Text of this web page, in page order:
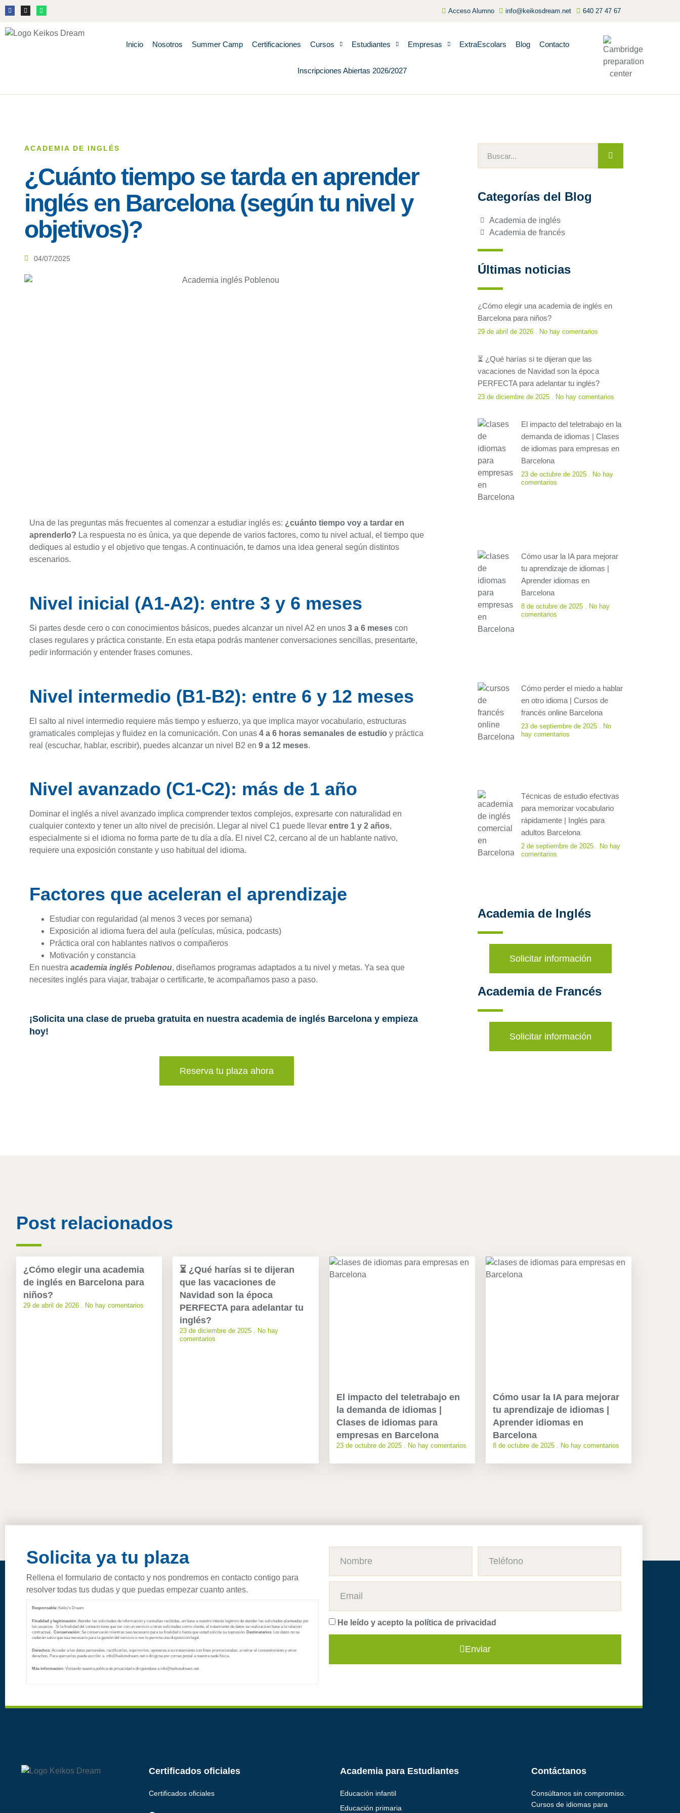
Acceso Alumno info@keikosdream.net 640 27 47 67
Inicio Nosotros Summer Camp Certificaciones Cursos Estudiantes Empresas ExtraEscolars Blog Contacto
Inscripciones Abiertas 2026/2027
ACADEMIA DE INGLÉS
¿Cuánto tiempo se tarda en aprender
inglés en Barcelona (según tu nivel y
objetivos)?
04/07/2025
Una de las preguntas más frecuentes al comenzar a estudiar inglés es: ¿cuánto tiempo voy a tardar en
aprenderlo? La respuesta no es única, ya que depende de varios factores, como tu nivel actual, el tiempo que
dediques al estudio y el objetivo que tengas. A continuación, te damos una idea general según distintos
escenarios.
Nivel inicial (A1-A2): entre 3 y 6 meses
Si partes desde cero o con conocimientos básicos, puedes alcanzar un nivel A2 en unos 3 a 6 meses con
clases regulares y práctica constante. En esta etapa podrás mantener conversaciones sencillas, presentarte,
pedir información y entender frases comunes.
Nivel intermedio (B1-B2): entre 6 y 12 meses
El salto al nivel intermedio requiere más tiempo y esfuerzo, ya que implica mayor vocabulario, estructuras
gramaticales complejas y fluidez en la comunicación. Con unas 4 a 6 horas semanales de estudio y práctica
real (escuchar, hablar, escribir), puedes alcanzar un nivel B2 en 9 a 12 meses.
Nivel avanzado (C1-C2): más de 1 año
Dominar el inglés a nivel avanzado implica comprender textos complejos, expresarte con naturalidad en
cualquier contexto y tener un alto nivel de precisión. Llegar al nivel C1 puede llevar entre 1 y 2 años,
especialmente si el idioma no forma parte de tu día a día. El nivel C2, cercano al de un hablante nativo,
requiere una exposición constante y uso habitual del idioma.
Factores que aceleran el aprendizaje
Estudiar con regularidad (al menos 3 veces por semana)
Exposición al idioma fuera del aula (películas, música, podcasts)
Práctica oral con hablantes nativos o compañeros
Motivación y constancia
En nuestra academia inglés Poblenou, diseñamos programas adaptados a tu nivel y metas. Ya sea que
necesites inglés para viajar, trabajar o certificarte, te acompañamos paso a paso.
¡Solicita una clase de prueba gratuita en nuestra academia de inglés Barcelona y empieza
hoy!
Reserva tu plaza ahora
Categorías del Blog
Academia de inglés
Academia de francés
Últimas noticias
¿Cómo elegir una academia de inglés en
Barcelona para niños?
29 de abril de 2026 No hay comentarios
⏳ ¿Qué harías si te dijeran que las
vacaciones de Navidad son la época
PERFECTA para adelantar tu inglés?
23 de diciembre de 2025 No hay comentarios
El impacto del teletrabajo en la
demanda de idiomas | Clases
de idiomas para empresas en
Barcelona
23 de octubre de 2025
No hay
comentarios
Cómo usar la IA para mejorar
tu aprendizaje de idiomas |
Aprender idiomas en
Barcelona
8 de octubre de 2025
No hay
comentarios
Cómo perder el miedo a hablar
en otro idioma | Cursos de
francés online Barcelona
23 de septiembre de 2025
No
hay comentarios
Técnicas de estudio efectivas
para memorizar vocabulario
rápidamente | Inglés para
adultos Barcelona
2 de septiembre de 2025
No hay
comentarios
Academia de Inglés
Solicitar información
Academia de Francés
Solicitar información
Post relacionados
¿Cómo elegir una academia
de inglés en Barcelona para
niños?
29 de abril de 2026 No hay comentarios
⏳ ¿Qué harías si te dijeran
que las vacaciones de
Navidad son la época
PERFECTA para adelantar tu
inglés?
23 de diciembre de 2025
No hay
comentarios
El impacto del teletrabajo en
la demanda de idiomas |
Clases de idiomas para
empresas en Barcelona
23 de octubre de 2025 No hay comentarios
Cómo usar la IA para mejorar
tu aprendizaje de idiomas |
Aprender idiomas en
Barcelona
8 de octubre de 2025 No hay comentarios
Solicita ya tu plaza
Rellena el formulario de contacto y nos pondremos en contacto contigo para
resolver todas tus dudas y que puedas empezar cuanto antes.
Responsable: Keiko’s Dream
Finalidad y legitimación: Atender las solicitudes de información y consultas recibidas, en base a nuestro interés legítimo de atender las solicitudes planteadas por
los usuarios. Si la finalidad del contacto tiene que ver con un servicio u otras solicitudes como cliente, el tratamiento de datos se realizará en base a la relación
contractual. Conservación: Se conservarán mientras sea necesario para su finalidad o hasta que usted solicite su supresión. Destinatarios: Los datos no se
cederán salvo que sea necesario para la gestión del servicio o nos lo permita una disposición legal.
Derechos: Acceder a los datos personales, rectificarlos, suprimirlos, oponerse a su tratamiento con fines promocionales, a retirar el consentimiento y otros
derechos. Para ejercerlos puede escribir a info@keikosdream.net o dirigirse por correo postal a nuestra sede física.
Más información: Visitando nuestrapolítica de privacidad o dirigiéndose a info@keikosdream.net
He leído y acepto la política de privacidad
Enviar
Certificados oficiales
Certificados oficiales
Academia para Estudiantes
Educación infantil
Educación primaria
Contáctanos
Consúltanos sin compromiso.
Cursos de idiomas para